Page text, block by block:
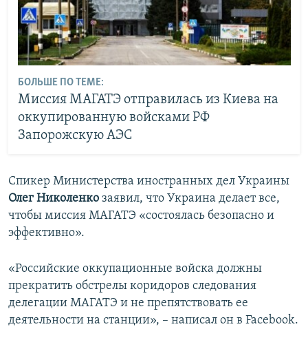
БОЛЬШЕ ПО ТЕМЕ:
Миссия МАГАТЭ отправилась из Киева на
оккупированную войсками РФ
Запорожскую АЭС
Спикер Министерства иностранных дел Украины
Олег Николенко заявил, что Украина делает все,
чтобы миссия МАГАТЭ «состоялась безопасно и
эффективно».
«Российские оккупационные войска должны
прекратить обстрелы коридоров следования
делегации МАГАТЭ и не препятствовать ее
деятельности на станции», – написал он в Facebook.